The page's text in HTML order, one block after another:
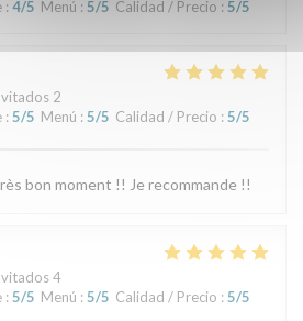
: 4/5 Menú : 5/5 Calidad / Precio : 5/5
2
: 5/5 Menú : 5/5 Calidad / Precio :5/5
bon moment !! Je recommande !!
4
: 5/5 Menú : 5/5 Calidad / Precio : 5/5